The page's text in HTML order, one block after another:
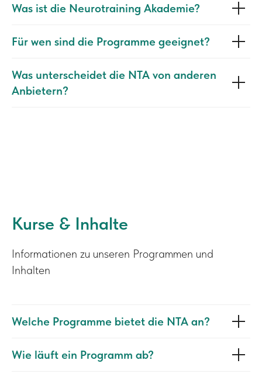
Was ist die Neurotraining Akademie?
Für wen sind die Programme geeignet?
Was unterscheidet die NTA von anderen
Anbietern?
Kurse & Inhalte
Informationen zu unseren Programmen und
Inhalten
Welche Programme bietet die NTA an?
Wie läuft ein Programm ab?